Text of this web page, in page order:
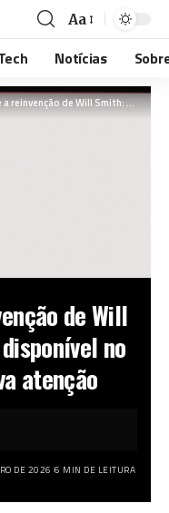
Aa
Notícias
Smith: porque o filme disponível no streaming merece nova atenção
de Will
no
atenção
DE 2026 6 MIN DE LEITURA